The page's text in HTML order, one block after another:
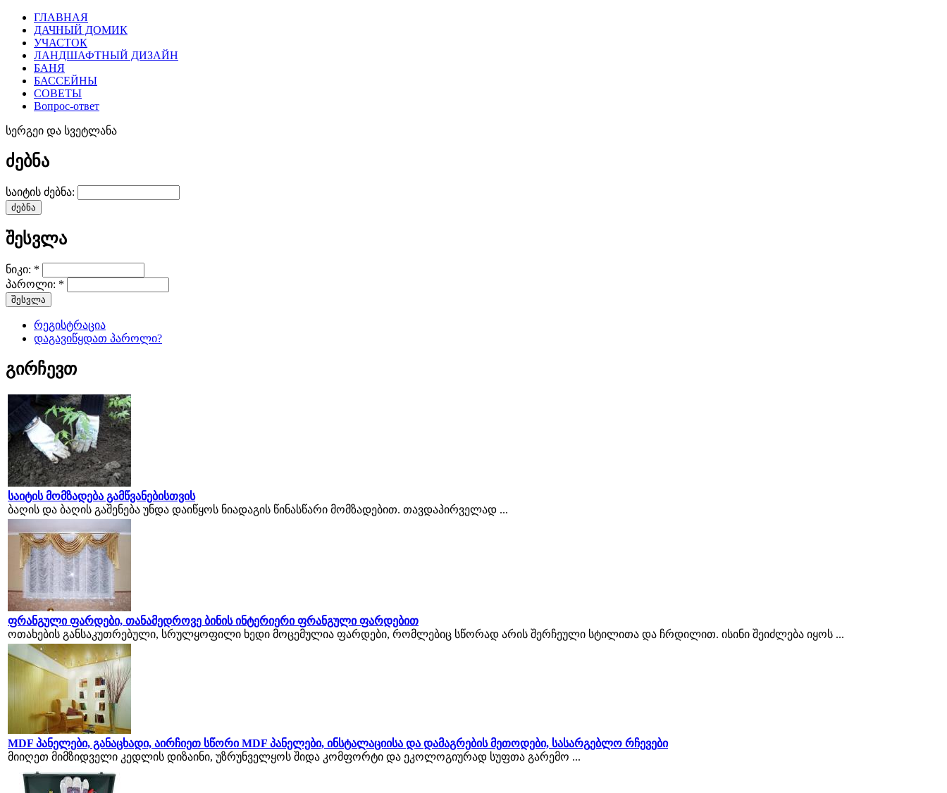
ГЛАВНАЯ
ДАЧНЫЙ ДОМИК
УЧАСТОК
ЛАНДШАФТНЫЙ ДИЗАЙН
БАНЯ
БАССЕЙНЫ
СОВЕТЫ
Вопрос-ответ
სერგეი და სვეტლანა
ძებნა
საიტის ძებნა:
შესვლა
ნიკი: *
პაროლი: *
რეგისტრაცია
დაგავიწყდათ პაროლი?
გირჩევთ
საიტის მომზადება გამწვანებისთვის
ბაღის და ბაღის გაშენება უნდა დაიწყოს ნიადაგის წინასწარი მომზადებით. თავდაპირველად ...
ფრანგული ფარდები, თანამედროვე ბინის ინტერიერი ფრანგული ფარდებით
ოთახების განსაკუთრებული, სრულყოფილი ხედი მოცემულია ფარდები, რომლებიც სწორად არის შერჩეული სტილითა და ჩრდილით. ისინი შეიძლება იყოს ...
MDF პანელები, განაცხადი, აირჩიეთ სწორი MDF პანელები, ინსტალაციისა და დამაგრების მეთოდები, სასარგებლო რჩევები
მიიღეთ მიმზიდველი კედლის დიზაინი, უზრუნველყოს შიდა კომფორტი და ეკოლოგიურად სუფთა გარემო ...